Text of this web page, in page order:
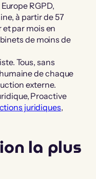
RGPD,
à partir de 57
et par mois en
de moins de
Tous, sans
de chaque
externe.
Proactive
juridiques,
la plus